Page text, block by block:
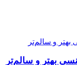
بهتر و سالم‌تر